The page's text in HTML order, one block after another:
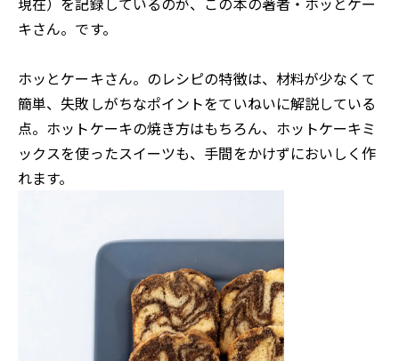
キさん。です。
ホッとケーキさん。のレシピの特徴は、材料が少なくて
簡単、失敗しがちなポイントをていねいに解説している
点。ホットケーキの焼き方はもちろん、ホットケーキミ
ックスを使ったスイーツも、手間をかけずにおいしく作
れます。